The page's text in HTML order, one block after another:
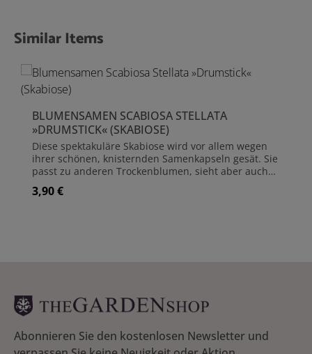
Produktgalerie überspringen
Similar Items
BLUMENSAMEN SCABIOSA STELLATA
»DRUMSTICK« (SKABIOSE)
Diese spektakuläre Skabiose wird vor allem wegen
ihrer schönen, knisternden Samenkapseln gesät. Sie
passt zu anderen Trockenblumen, sieht aber auch
toll in Kombination mit frischen Blumen aus. Cool
Flower! Ideal auch für die Ansaat im Herbst und
Regulärer Preis:
3,90 €
Abonnieren Sie den kostenlosen Newsletter und